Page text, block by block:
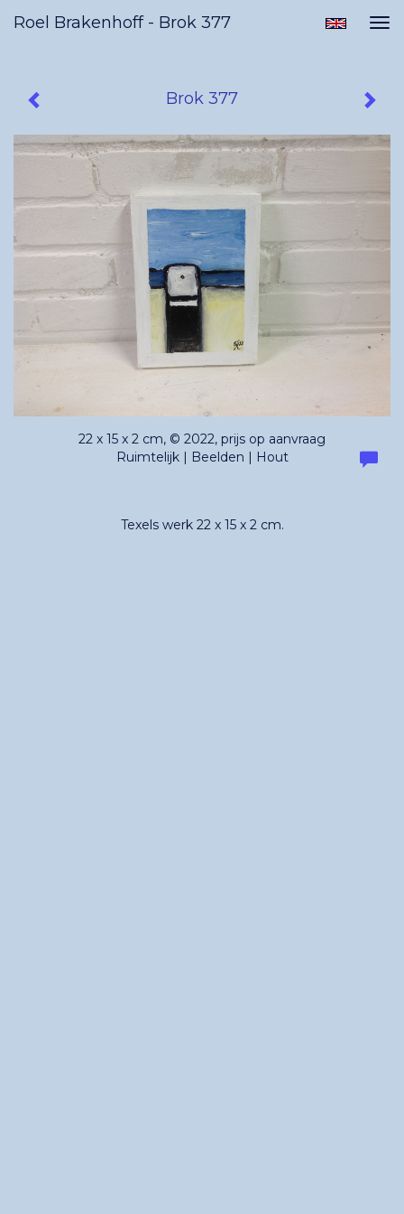
Roel Brakenhoff - Brok 377
Brok 377
22 x 15 x 2 cm, © 2022, prijs op aanvraag
Ruimtelijk | Beelden | Hout
Texels werk 22 x 15 x 2 cm.